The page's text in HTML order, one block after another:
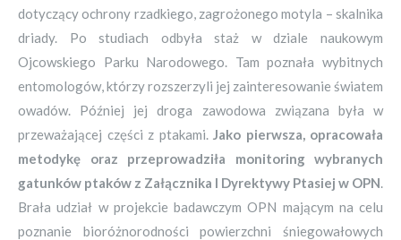
dotyczący ochrony rzadkiego, zagrożonego motyla – skalnika
driady. Po studiach odbyła staż w dziale naukowym
Ojcowskiego Parku Narodowego. Tam poznała wybitnych
entomologów, którzy rozszerzyli jej zainteresowanie światem
owadów. Później jej droga zawodowa związana była w
przeważającej części z ptakami. Jako pierwsza, opracowała
metodykę oraz przeprowadziła monitoring wybranych
gatunków ptaków z Załącznika I Dyrektywy Ptasiej w OPN.
Brała udział w projekcie badawczym OPN mającym na celu
poznanie bioróżnorodności powierzchni śniegowałowych